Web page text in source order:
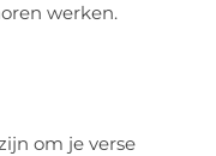
werken.
om je verse